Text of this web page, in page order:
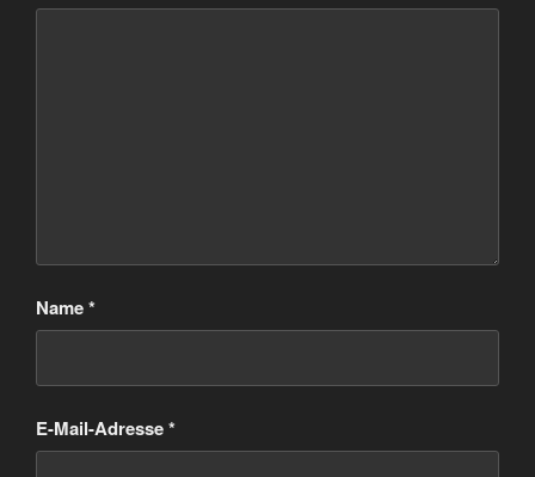
Name*
E-Mail-Adresse*